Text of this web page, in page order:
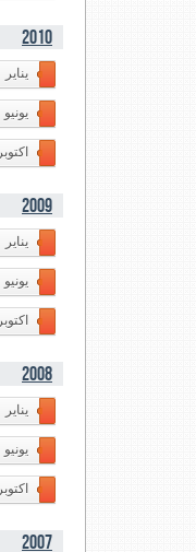
2010
يناير
يونيو
اكتوبر
2009
يناير
يونيو
اكتوبر
2008
يناير
يونيو
اكتوبر
2007